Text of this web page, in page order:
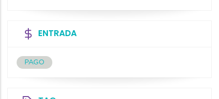
ENTRADA
PAGO